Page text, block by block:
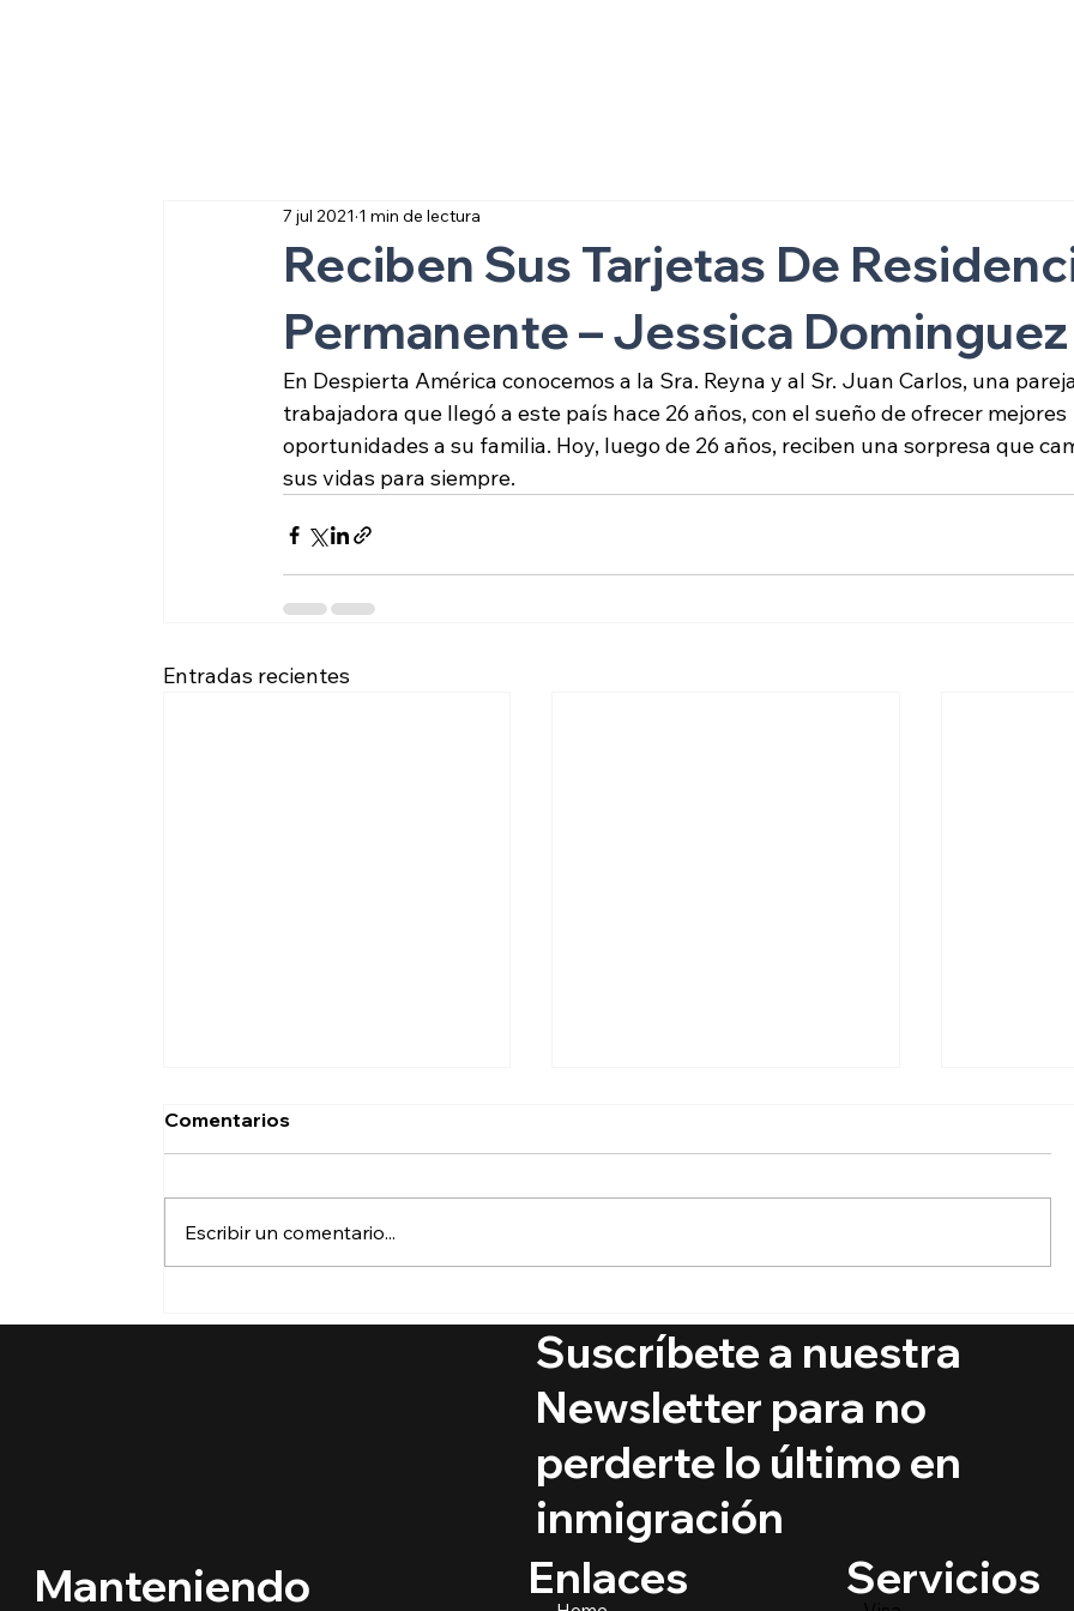
Reciben Sus Tarjetas De
Permanente – Jessica Dominguez
7 jul 2021 1 min de lectura
En Despierta América conocemos a la Sra. Reyna y al Sr. Juan Carlos, una
trabajadora que llegó a este país hace 26 años, con el sueño de ofrecer mejores
oportunidades a su familia. Hoy, luego de 26 años, reciben una sorpresa que
sus vidas para siempre.
Entradas recientes
derechos de los niños
de Visas Septiembre 2025
Comentarios
Escribir un comentario...
Manteniendo
Suscríbete a nuestra
Newsletter para no
perderte lo último en
inmigración
Enlaces
Servicios